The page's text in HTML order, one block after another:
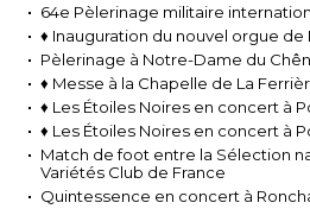
64e Pèlerinage militaire
♦ Inauguration du nouvel orgue de
Pèlerinage à Notre-Dame du
♦ Messe à la Chapelle de La
♦ Les Étoiles Noires en concert à
♦ Les Étoiles Noires en concert à
Match de foot entre la Sélection
Variétés Club de France
Quintessence en concert à